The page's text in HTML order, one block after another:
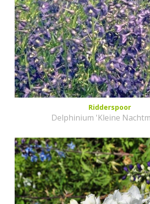
Ridderspoor
Delphinium 'Kleine